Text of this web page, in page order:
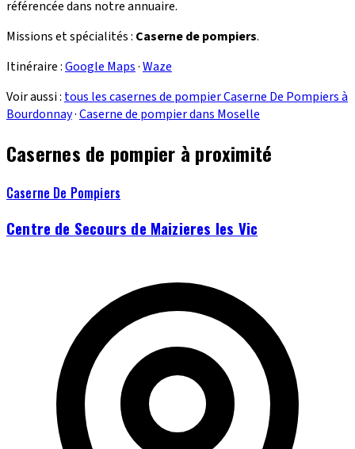
référencée dans notre annuaire.
Missions et spécialités : Caserne de pompiers.
Itinéraire :Google Maps·Waze
Voir aussi : tous les casernes de pompier Caserne De Pompiers à
Bourdonnay·Caserne de pompier dans Moselle
Casernes de pompier à proximité
Caserne De Pompiers
Centre de Secours de Maizieres les Vic